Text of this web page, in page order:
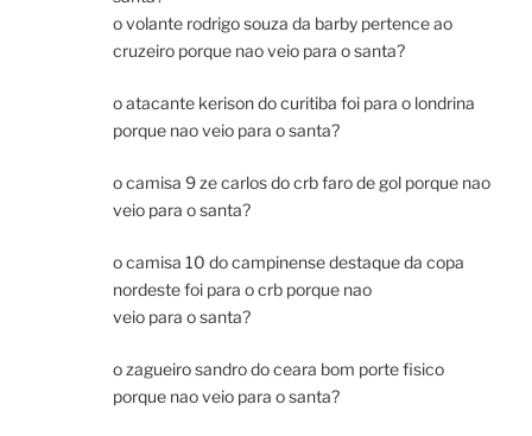
o volante rodrigo souza da barby pertence ao
cruzeiro porque nao veio para o santa?
o atacante kerison do curitiba foi para o londrina
porque nao veio para o santa?
o camisa 9 ze carlos do crb faro de gol porque nao
veio para o santa?
o camisa 10 do campinense destaque da copa
nordeste foi para o crb porque nao
veio para o santa?
o zagueiro sandro do ceara bom porte fisico
porque nao veio para o santa?